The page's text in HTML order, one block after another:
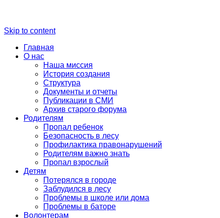
Skip to content
Главная
О нас
Наша миссия
История создания
Структура
Документы и отчеты
Публикации в СМИ
Архив старого форума
Родителям
Пропал ребенок
Безопасность в лесу
Профилактика правонарушений
Родителям важно знать
Пропал взрослый
Детям
Потерялся в городе
Заблудился в лесу
Проблемы в школе или дома
Проблемы в баторе
Волонтерам